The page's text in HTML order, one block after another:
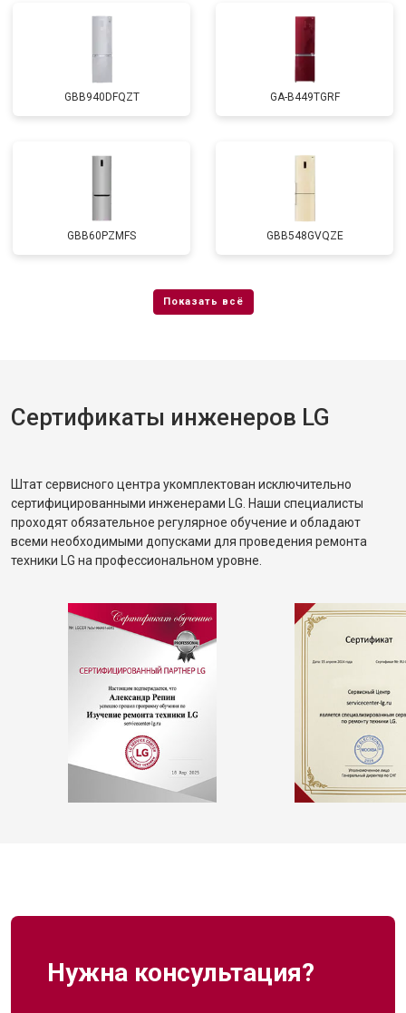
GBB940DFQZT GA-B449TGRF
GBB60PZMFS GBB548GVQZE
Сертификаты инженеров LG
Штат сервисного центра укомплектован исключительно
сертифицированными инженерами LG. Наши специалисты
проходят обязательное регулярное обучение и обладают
всеми необходимыми допусками для проведения ремонта
техники LG на профессиональном уровне.
Нужна консультация?